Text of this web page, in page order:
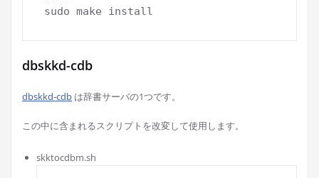
dbskkd-cdb
dbskkd-cdb は辞書サーバの1つです。
この中に含まれるスクリプトを改変して使用します。
skktocdbm.sh